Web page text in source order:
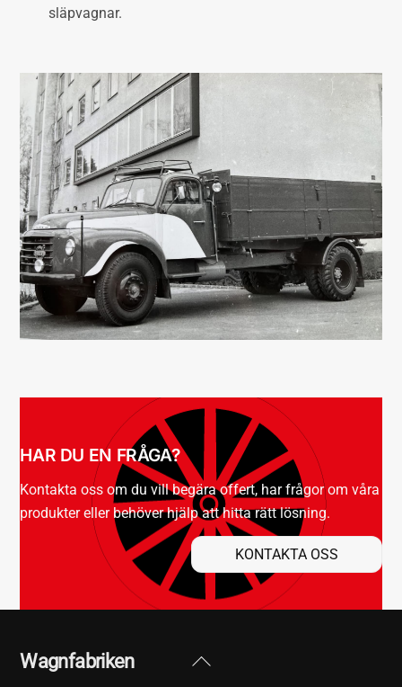
släpvagnar.
HAR DU EN FRÅGA?
Kontakta oss om du vill begära offert, har frågor om våra
produkter eller behöver hjälp att hitta rätt lösning.
KONTAKTA OSS
Back
Wagnfabriken